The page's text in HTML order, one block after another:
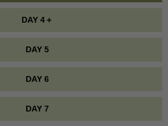
DAY 4＋
DAY 5
DAY 6
DAY 7